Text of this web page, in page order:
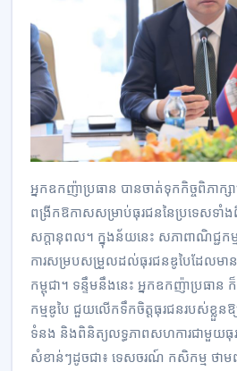
អ្នកឧកញ៉ាប្រធាន បានចាត់ទុកកិច្ចពិភាក្សា
ពង្រីកឱកាសសម្រាប់ធុរជននៃប្រទេសទាំង
សក្តានុពល។ ក្នុងន័យនេះ សភាពាណិជ្ជកម្ម
ការសម្របសម្រួលដល់ធុរជនឌូបៃដែល
កម្ពុជា។ ទន្ទឹមនឹងនេះ អ្នកឧកញ៉ាប្រធាន
កម្មឌូបៃ ជួយលើកទឹកចិត្តធុរជនរបស់ខ្លួនឱ្យប
ទំនង និងពិនិត្យលទ្ធភាពសហការជាមួយធុ
សំខាន់ៗដូចជា៖ ទេសចរណ៍ កសិកម្ម ថាម